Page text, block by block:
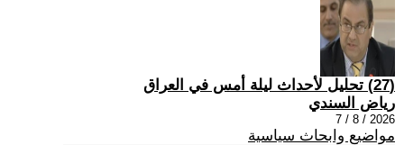
(27) تحليل لأحداث ليلة أمس في العراق
رياض السندي
2026 / 8 / 7
مواضيع وابحاث سياسية